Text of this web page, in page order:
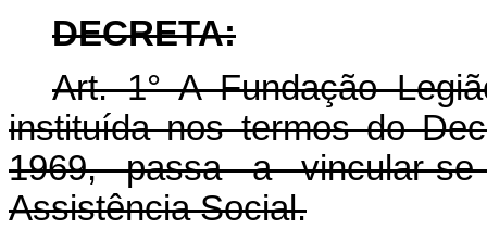
DECRETA:
Art. 1° A Fundação
instituída nos termos do
1969, passa a vincular-
Assistência Social.